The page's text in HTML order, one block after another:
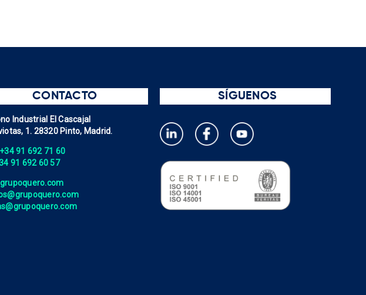
CONTACTO
Industrial El Cascajal
1. 28320 Pinto, Madrid.
+34 91 692 71 60
91 692 60 57
SÍGUENOS